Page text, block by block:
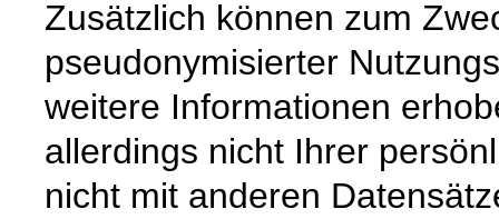
Zusätzlich können zum
pseudonymisierter
weitere Informationen
allerdings nicht Ihrer
nicht mit anderen